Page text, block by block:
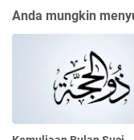
Anda mungkin